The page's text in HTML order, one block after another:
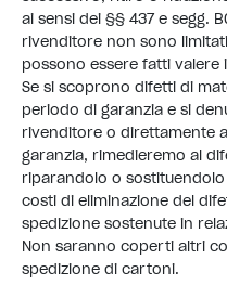
ai sensi dei §§ 437 e segg.
rivenditore non sono
possono essere fatti valere
Se si scoprono difetti di
periodo di garanzia e si
rivenditore o direttamente
garanzia, rimedieremo al
riparandolo o
costi di eliminazione del
spedizione sostenute in
Non saranno coperti altri
spedizione di cartoni.